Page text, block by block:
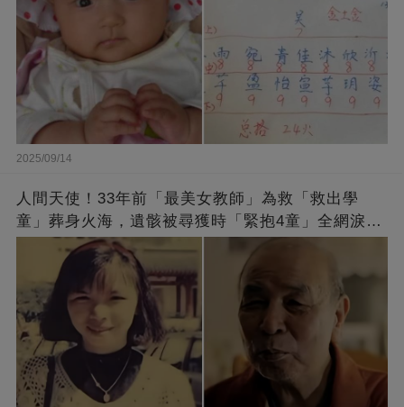
2025/09/14
人間天使！33年前「最美女教師」為救「救出學
童」葬身火海，遺骸被尋獲時「緊抱4童」全網淚
崩：真正的英雄不該被遺忘